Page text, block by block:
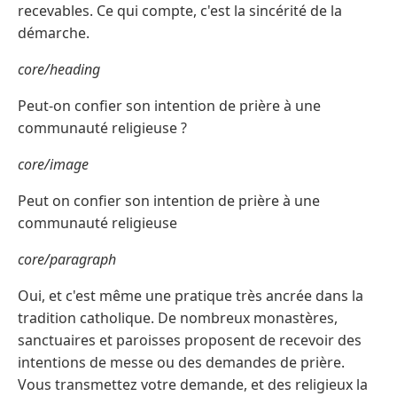
recevables. Ce qui compte, c'est la sincérité de la
démarche.
core/heading
Peut-on confier son intention de prière à une
communauté religieuse ?
core/image
Peut on confier son intention de prière à une
communauté religieuse
core/paragraph
Oui, et c'est même une pratique très ancrée dans la
tradition catholique. De nombreux monastères,
sanctuaires et paroisses proposent de recevoir des
intentions de messe ou des demandes de prière.
Vous transmettez votre demande, et des religieux la